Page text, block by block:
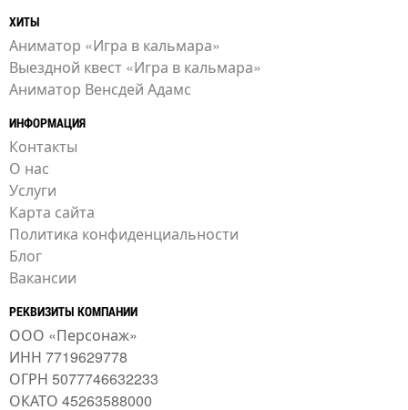
ХИТЫ
Аниматор «Игра в кальмара»
Выездной квест «Игра в кальмара»
Аниматор Венсдей Адамс
ИНФОРМАЦИЯ
Контакты
О нас
Услуги
Карта сайта
Политика конфиденциальности
Блог
Вакансии
РЕКВИЗИТЫ КОМПАНИИ
ООО «Персонаж»
ИНН 7719629778
ОГРН 5077746632233
ОКАТО 45263588000